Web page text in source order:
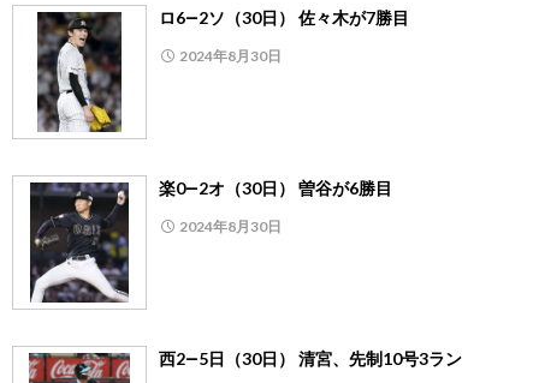
ロ6―2ソ（30日） 佐々木が7勝目
2024年8月30日
楽0―2オ（30日） 曽谷が6勝目
2024年8月30日
西2―5日（30日） 清宮、先制10号3ラン